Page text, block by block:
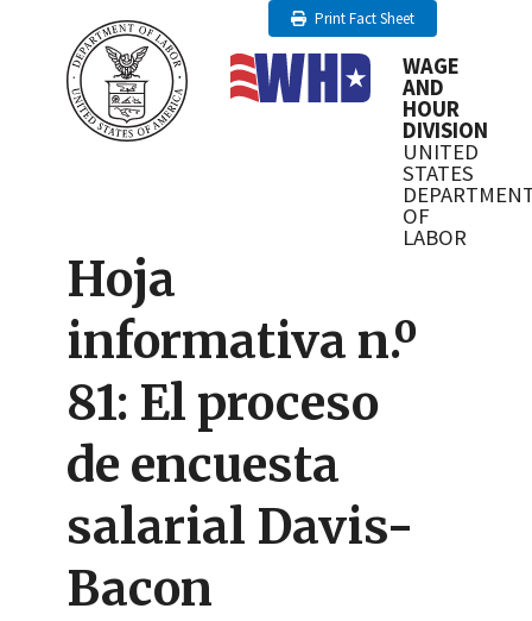
Print Fact Sheet
WAGE
AND
HOUR
DIVISION
UNITED
STATES
OF
LABOR
Hoja
informativa n.º
81: El proceso
de encuesta
salarial Davis-
Bacon